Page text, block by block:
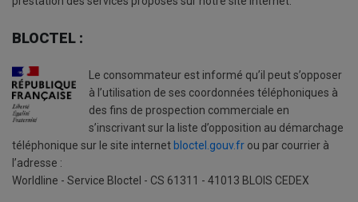
BLOCTEL :
Le consommateur est informé qu’il peut s’opposer
à l’utilisation de ses coordonnées téléphoniques à
des fins de prospection commerciale en
s’inscrivant sur la liste d’opposition au démarchage
téléphonique sur le site internet bloctel.gouv.fr ou par courrier à
l’adresse :
Worldline - Service Bloctel - CS 61311 - 41013 BLOIS CEDEX